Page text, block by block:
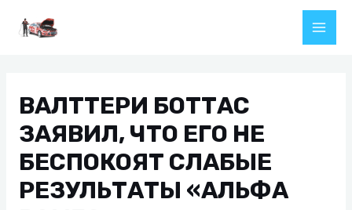
Main
ВАЛТТЕРИ БОТТАС
ЗАЯВИЛ, ЧТО ЕГО НЕ
БЕСПОКОЯТ СЛАБЫЕ
РЕЗУЛЬТАТЫ «АЛЬФА